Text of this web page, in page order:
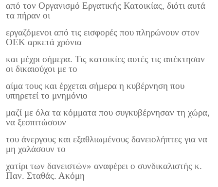
από τον Οργανισμό Εργατικής Κατοικίας, διότι αυτά
τα πήραν οι
εργαζόμενοι από τις εισφορές που πληρώνουν στον
ΟΕΚ αρκετά χρόνια
και μέχρι σήμερα. Τις κατοικίες αυτές τις απέκτησαν
οι δικαιούχοι με το
αίμα τους και έρχεται σήμερα η κυβέρνηση που
υπηρετεί το μνημόνιο
μαζί με όλα τα κόμματα που συγκυβέρνησαν τη χώρα,
να ξεσπιτώσουν
του άνεργους και εξαθλιωμένους δανειολήπτες για να
μη χαλάσουν το
χατίρι των δανειστών» αναφέρει ο συνδικαλιστής κ.
Παν. Σταθάς. Ακόμη